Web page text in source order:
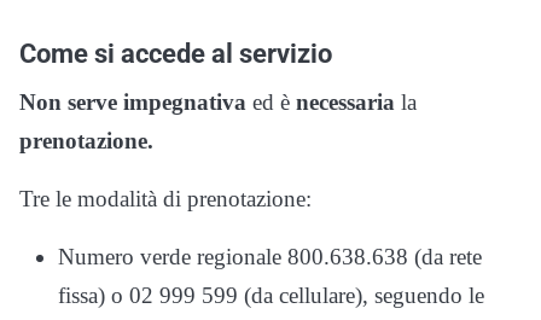
Come si accede al servizio
Non serve impegnativa ed è necessaria la
prenotazione.
Tre le modalità di prenotazione:
Numero verde regionale 800.638.638 (da rete
fissa) o 02 999 599 (da cellulare), seguendo le